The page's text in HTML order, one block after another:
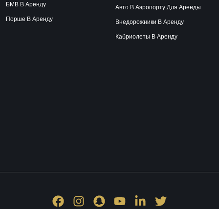
БМВ В Аренду
Порше В Аренду
Авто В Аэропорту Для Аренды
Внедорожники В Аренду
Кабриолеты В Аренду